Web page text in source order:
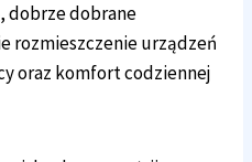
dobrze dobrane
rozmieszczenie urządzeń
oraz komfort codziennej